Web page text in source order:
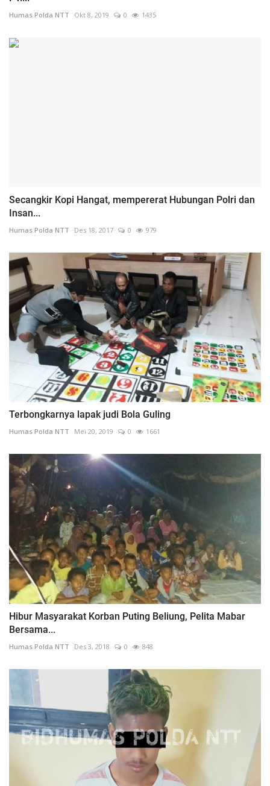
Humas Polda NTT Okt 8, 2019 0 1435
Secangkir Kopi Hangat, mempererat Hubungan Polri dan
Insan...
Humas Polda NTT Des 18, 2017 0 979
Terbongkarnya lapak judi Bola Guling
Humas Polda NTT Mei 20, 2019 0 1661
Hibur Masyarakat Korban Puting Beliung, Pelita Mabar
Bersama...
Humas Polda NTT Des 3, 2018 0 848